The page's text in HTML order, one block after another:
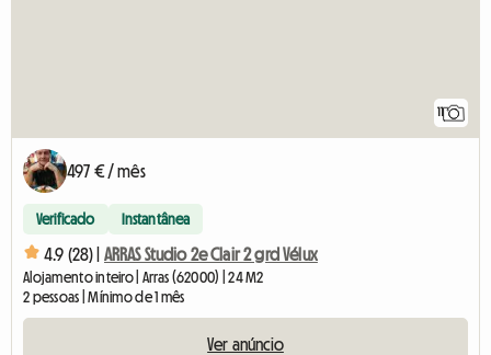
11
497 € / mês
Verificado Instantânea
4.9 (28) | ARRAS Studio 2e Clair 2 grd Vélux
Alojamento inteiro | Arras (62000) | 24 M2
2 pessoas | Mínimo de 1 mês
Ver anúncio